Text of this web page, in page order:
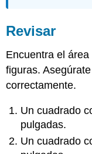
Revisar
Encuentra el
figuras.
correctamente.
Un cuadrado
pulgadas.
Un cuadrado